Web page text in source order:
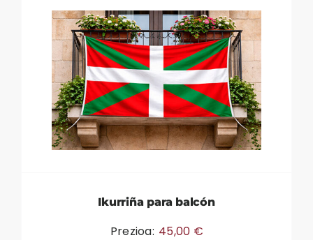
Ikurriña para balcón
Prezioa: 45,00 €